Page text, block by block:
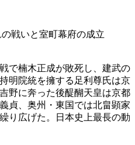
戦いと室町幕府の成立
で楠木正成が敗死し、建武の
明院統を擁する足利尊氏は京
野に奔った後醍醐天皇は京都
貞、奥州・東国では北畠顕家
り広げた。日本史上最長の動